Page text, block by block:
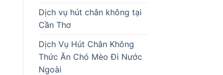
Dịch vụ hút chân không tại
Cần Thơ
Dịch Vụ Hút Chân Không
Thức Ăn Chó Mèo Đi Nước
Ngoài